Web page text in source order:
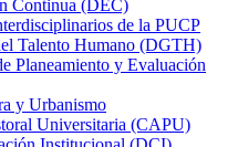
Continua (DEC)
de la PUCP
Talento Humano (DGTH)
Planeamiento y Evaluación
y Urbanismo
Universitaria (CAPU)